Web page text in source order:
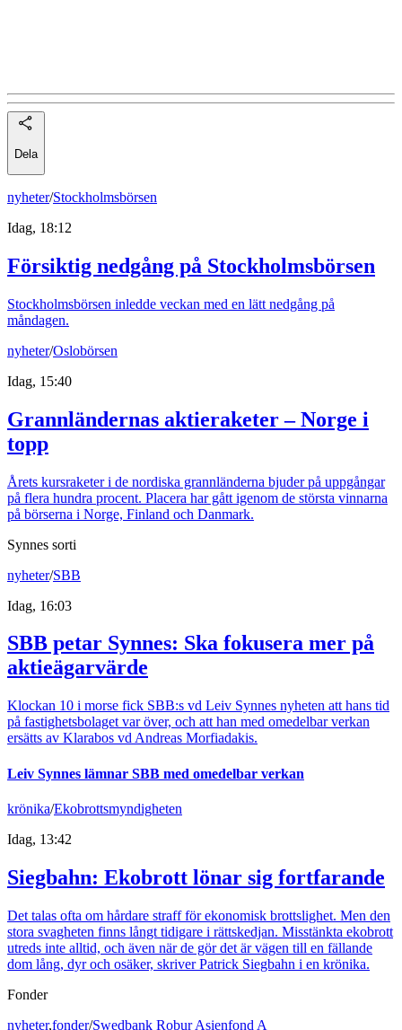
Dela
nyheter/Stockholmsbörsen
Idag, 18:12
Försiktig nedgång på Stockholmsbörsen
Stockholmsbörsen inledde veckan med en lätt nedgång på
måndagen.
nyheter/Oslobörsen
Idag, 15:40
Grannländernas aktieraketer – Norge i
topp
Årets kursraketer i de nordiska grannländerna bjuder på uppgångar
på flera hundra procent. Placera har gått igenom de största vinnarna
på börserna i Norge, Finland och Danmark.
Synnes sorti
nyheter/SBB
Idag, 16:03
SBB petar Synnes: Ska fokusera mer på
aktieägarvärde
Klockan 10 i morse fick SBB:s vd Leiv Synnes nyheten att hans tid
på fastighetsbolaget var över, och att han med omedelbar verkan
ersätts av Klarabos vd Andreas Morfiadakis.
Leiv Synnes lämnar SBB med omedelbar verkan
krönika/Ekobrottsmyndigheten
Idag, 13:42
Siegbahn: Ekobrott lönar sig fortfarande
Det talas ofta om hårdare straff för ekonomisk brottslighet. Men den
stora svagheten finns långt tidigare i rättskedjan. Misstänkta ekobrott
utreds inte alltid, och även när de gör det är vägen till en fällande
dom lång, dyr och osäker, skriver Patrick Siegbahn i en krönika.
Fonder
nyheter,fonder/Swedbank Robur Asienfond A